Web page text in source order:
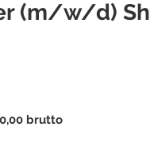
(m/w/d)
brutto